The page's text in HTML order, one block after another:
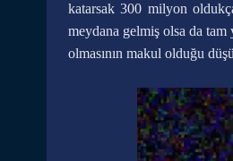
katarsak 300 milyon
meydana gelmiş olsa da
olmasının makul olduğu